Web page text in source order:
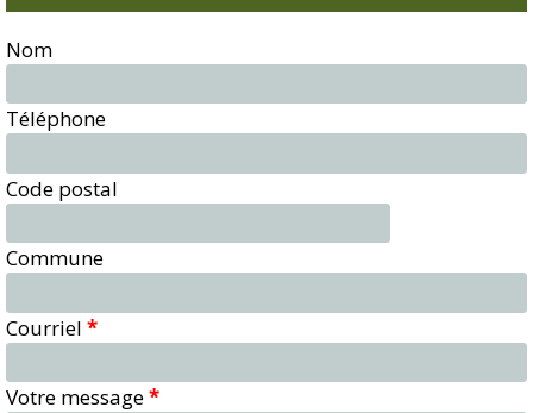
Nom
Téléphone
Code postal
Commune
Courriel *
Votre message*